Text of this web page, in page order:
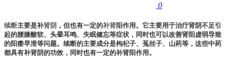
0
续断主要是补肾阴 ，但也有一定的补肾阳作用。它主要用于治疗肾阴不足引
起的腰膝酸软、头晕耳鸣、失眠健忘等症状，同时也可以改善肾阳虚弱导致
的阳痿早泄等问题。续断的主要成分是枸杞子、菟丝子、山药等，这些中药
都具有补肾阴的功效，同时也有一定的补肾阳作用。